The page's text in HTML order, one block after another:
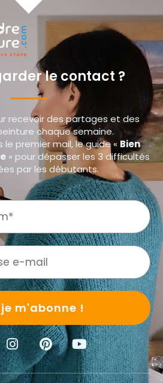
le contact ?
recevoir des partages et des
chaque semaine.
premier mail, le guide « Bien
» pour dépasser les 3 difficultés
par les débutants.
m'abonne !